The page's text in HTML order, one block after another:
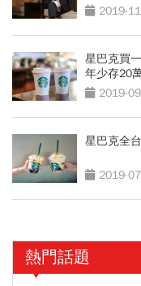
2019-
星巴克買
年少存20
2019-
星巴克全
2019-
熱門話題